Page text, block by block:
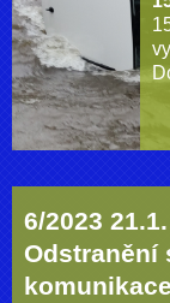
6/2023
Odstranění